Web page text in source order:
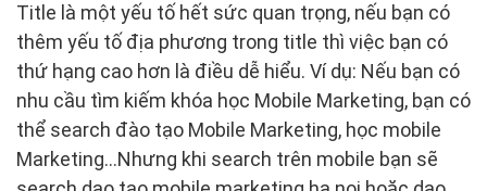
Title là một yếu tố hết sức quan trọng, nếu bạn có
thêm yếu tố địa phương trong title thì việc bạn có
thứ hạng cao hơn là điều dễ hiểu. Ví dụ: Nếu bạn có
nhu cầu tìm kiếm khóa học Mobile Marketing, bạn có
thể search đào tạo Mobile Marketing, học mobile
Marketing...Nhưng khi search trên mobile bạn sẽ